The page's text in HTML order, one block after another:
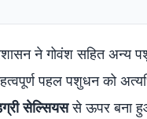
ने गोवंश सहित अन्य
पहल पशुधन को
सेल्सियससे ऊपर बना